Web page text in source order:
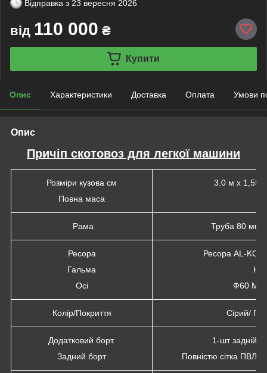
Відправка з 23 вересня 2026
від 110 000 ₴
Купити
Опис Характеристики Доставка Оплата Умови
Опис
Причіп скотовоз для легкої машини
Розміри кузова см
Повна маса
3.0 м х 1,55
Рама Труба 80 мм
Ресора
Гальма
Осі
Ресора AL-KO
Ф60
Колір/Покриття Сірий/
Додатковий борт.
Задний борт
1-шт задній
Повністю сітка ПВЛ